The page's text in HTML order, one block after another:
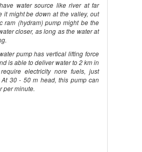
water source like river at far
it might be down at the valley, out
ram (hydram) pump might be the
closer, as long as the water at
pump has vertical lifting force
is able to deliver water to 2 km in
electricity nore fuels, just
30 - 50 m head, this pump can
per minute.